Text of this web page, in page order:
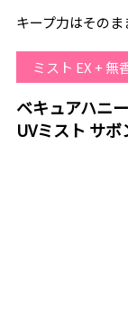
キープ力はそのま
ミスト EX + 無
ベキュアハニ
UVミスト サボ